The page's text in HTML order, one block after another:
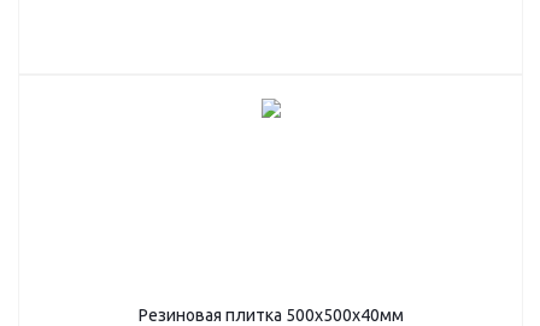
Резиновая плитка 500х500х40мм